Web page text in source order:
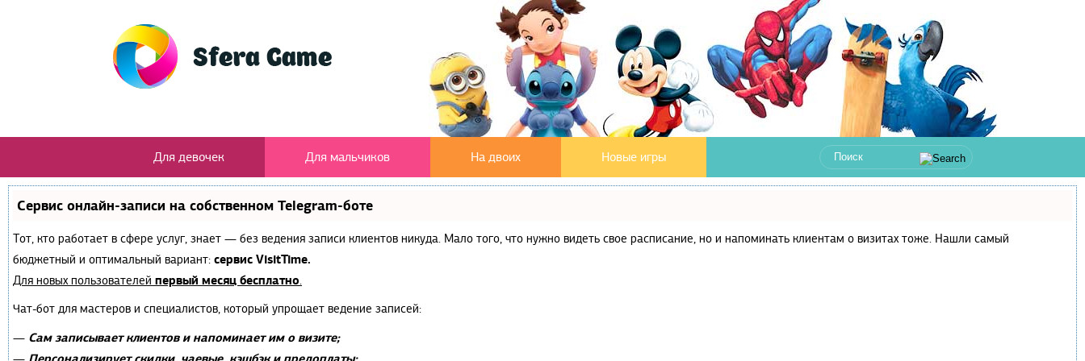
Для девочек Для мальчиков На двоих Новые игры
Сервис онлайн-записи на собственном Telegram-боте
Тот, кто работает в сфере услуг, знает — без ведения записи клиентов никуда. Мало того, что нужно видеть свое расписание, но и напоминать клиентам о визитах тоже. Нашли самый
бюджетный и оптимальный вариант: сервис VisitTime.
Для новых пользователей первый месяц бесплатно.
Чат-бот для мастеров и специалистов, который упрощает ведение записей:
— Сам записывает клиентов и напоминает им о визите;